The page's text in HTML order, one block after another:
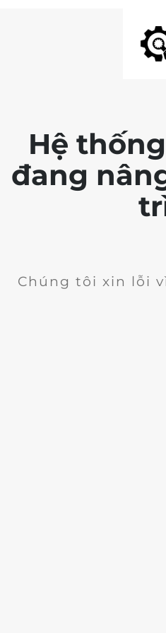
Hệ
đang
Chúng tôi xin lỗi